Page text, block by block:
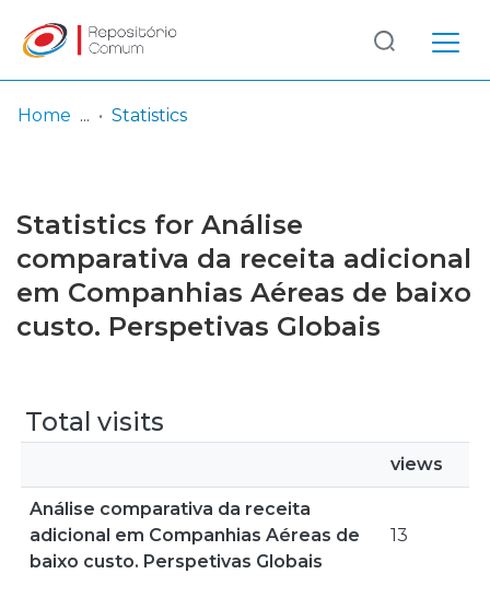
Browse repository
Entities
Log
In
(current)
Home Statistics
Statistics for Análise
comparativa da receita adicional
em Companhias Aéreas de baixo
custo. Perspetivas Globais
Total visits
views
Análise comparativa da receita
adicional em Companhias Aéreas de
baixo custo. Perspetivas Globais
13